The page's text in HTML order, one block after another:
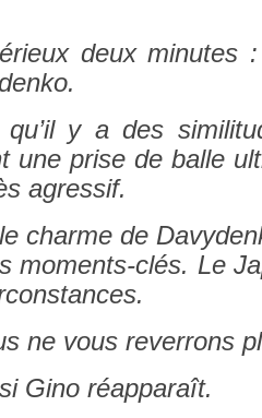
deux minutes
y a des
une prise de balle
ag­ressif.
char­me de
moments-clés. Le
ne vous re­ver­rons
Gino réap­paraît.